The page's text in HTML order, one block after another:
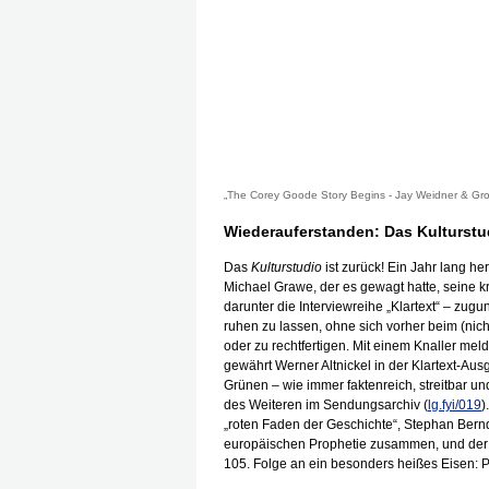
„The Corey Goode Story Begins - Jay Weidner &
Wiederauferstanden: Das
Das Kulturstudio ist zurück! Ein Jahr lang
Michael Grawe, der es gewagt hatte, seine
darunter die Interviewreihe „Klartext“ –
ruhen zu lassen, ohne sich vorher beim
oder zu rechtfertigen. Mit einem Knaller
gewährt Werner Altnickel in der Klartext-
Grünen – wie immer faktenreich, streitbar
des Weiteren im Sendungsarchiv ( lg.fyi/019
„roten Faden der Geschichte“, Stephan
europäischen Prophetie zusammen, und
105. Folge an ein besonders heißes Eisen: